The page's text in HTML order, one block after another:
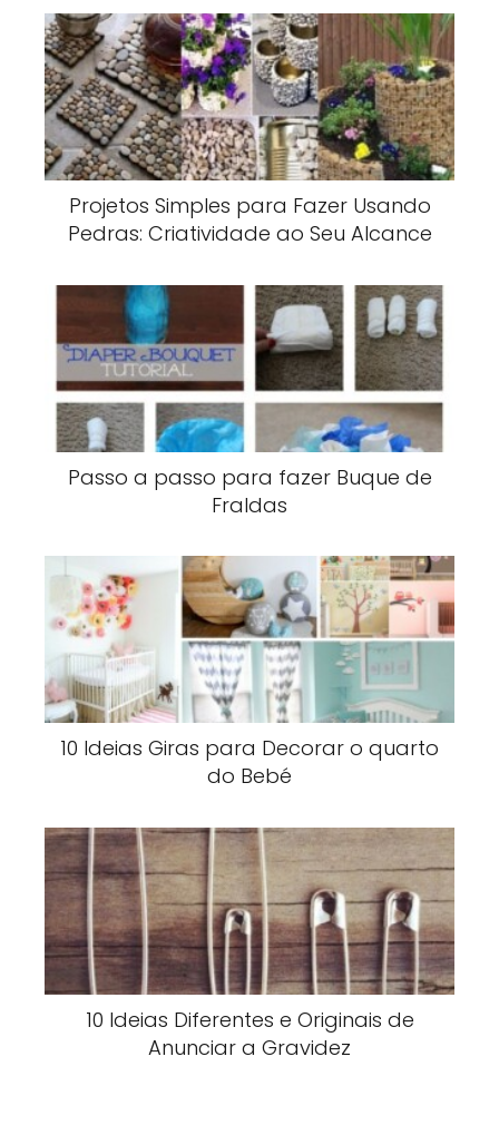
Projetos Simples para Fazer Usando
Pedras: Criatividade ao Seu Alcance
Passo a passo para fazer Buque de
Fraldas
10 Ideias Giras para Decorar o quarto
do Bebé
10 Ideias Diferentes e Originais de
Anunciar a Gravidez